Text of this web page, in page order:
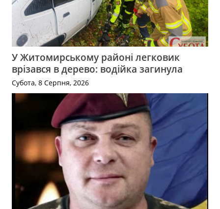
У Житомирському районі легковик
врізався в дерево: водійка загинула
Субота, 8 Серпня, 2026